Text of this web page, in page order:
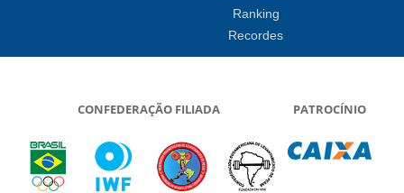
Ranking
Recordes
CONFEDERAÇÃO FILIADA PATROCÍNIO